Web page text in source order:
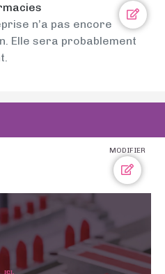
n’a pas encore
Elle sera probablement
MODIFIER